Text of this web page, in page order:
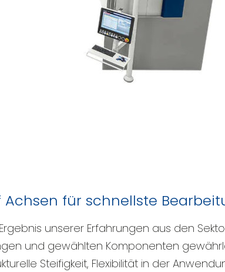
für schnellste
unserer Erfahrungen aus den
und gewählten Komponenten
Steifigkeit, Flexibilität in der